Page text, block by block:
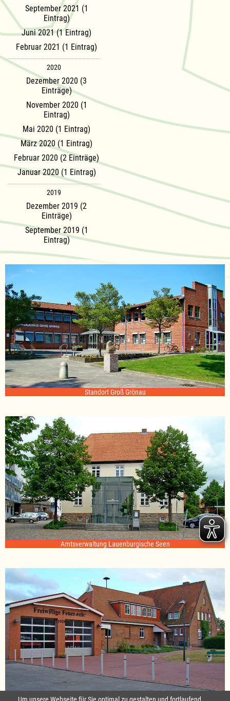
September 2021 (1
Eintrag)
Juni 2021 (1 Eintrag)
Februar 2021 (1 Eintrag)
2020
Dezember 2020 (3
Einträge)
November 2020 (1
Eintrag)
Mai 2020 (1 Eintrag)
März 2020 (1 Eintrag)
Februar 2020 (2 Einträge)
Januar 2020 (1 Eintrag)
2019
Dezember 2019 (2
Einträge)
September 2019 (1
Eintrag)
Standort Groß Grönau
Amtsverwaltung Lauenburgische Seen
Standort Sterley